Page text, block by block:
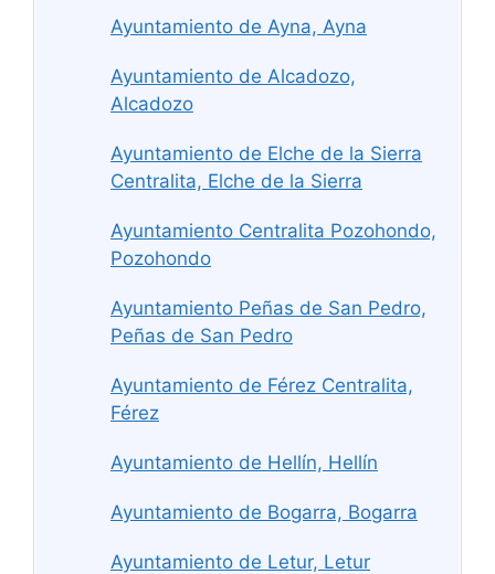
Ayuntamiento de Ayna, Ayna
Ayuntamiento de Alcadozo,
Alcadozo
Ayuntamiento de Elche de la Sierra
Centralita, Elche de la Sierra
Ayuntamiento Centralita Pozohondo,
Pozohondo
Ayuntamiento Peñas de San Pedro,
Peñas de San Pedro
Ayuntamiento de Férez Centralita,
Férez
Ayuntamiento de Hellín, Hellín
Ayuntamiento de Bogarra, Bogarra
Ayuntamiento de Letur, Letur